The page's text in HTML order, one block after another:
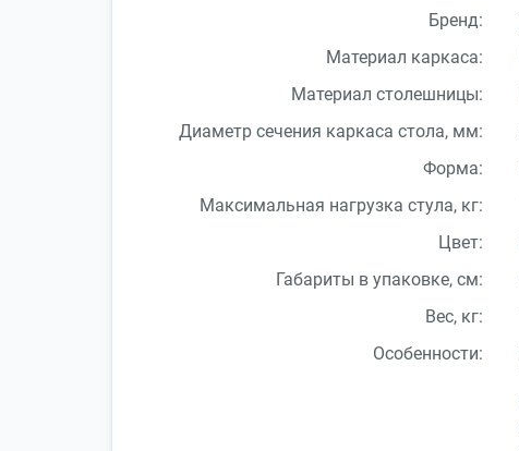
Бренд:
Материал каркаса:
Материал столешницы:
Диаметр сечения каркаса стола, мм:
Форма:
Максимальная нагрузка стула, кг:
Цвет:
Габариты в упаковке, см:
Вес, кг:
Особенности: